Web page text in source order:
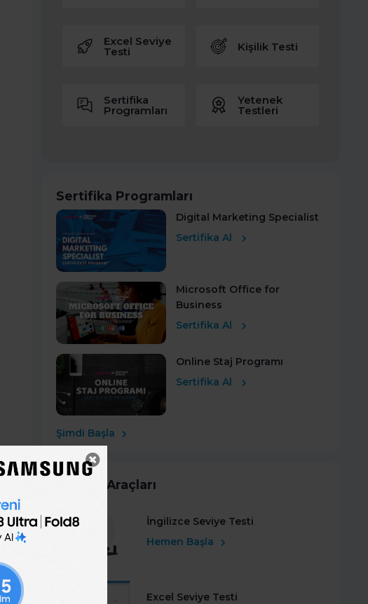
Excel Seviye
Testi Kişilik Testi
Sertifika
Programları
Yetenek
Testleri
Sertifika Programları
Digital Marketing Specialist
Sertifika Al
Microsoft Office for
Business
Sertifika Al
Online Staj Programı
Sertifika Al
Şimdi Başla
Kariyer Araçları
İngilizce Seviye Testi
Hemen Başla
Excel Seviye Testi